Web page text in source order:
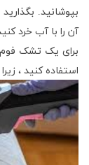
بپوشانید.
آن را با آب خرد
برای یک تشک فوم
استفاده کنید ،